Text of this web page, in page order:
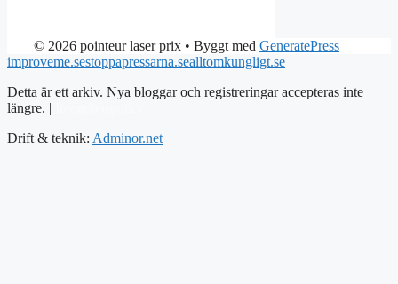
© 2026 pointeur laser prix • Byggt med GeneratePress
improveme.sestoppapressarna.sealltomkungligt.se
Detta är ett arkiv. Nya bloggar och registreringar accepteras inte
längre. |
Drift & teknik: Adminor.net